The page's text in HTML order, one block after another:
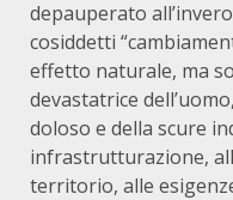
depauperato
cosiddetti
effetto naturale, ma
devastatrice
doloso e della scure
infrastrutturazione,
territorio, alle